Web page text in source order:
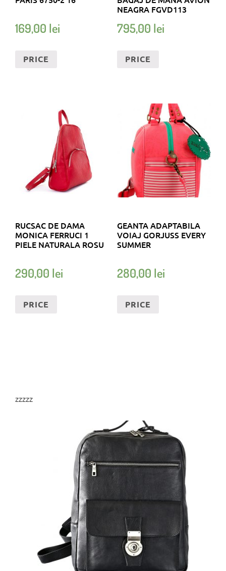
169,00 lei
PRICE
NEAGRA FGVD113
795,00 lei
PRICE
RUCSAC DE DAMA
MONICA FERRUCI 1
PIELE NATURALA ROSU
290,00 lei
PRICE
GEANTA ADAPTABILA
VOIAJ GORJUSS EVERY
SUMMER
280,00 lei
PRICE
zzzzz